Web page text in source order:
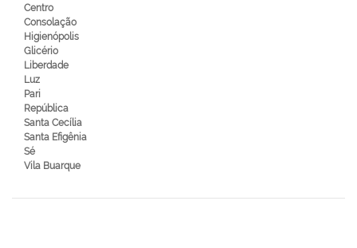
Centro
Consolação
Higienópolis
Glicério
Liberdade
Luz
Pari
República
Santa Cecília
Santa Efigênia
Sé
Vila Buarque